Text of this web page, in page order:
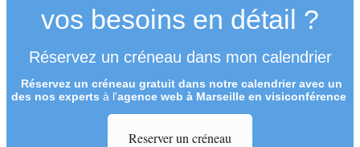
vos besoins en détail ?
Réservez un créneau dans mon calendrier
Réservez un créneau gratuit dans notre calendrier avec un
des nos experts à l'agence web à Marseille en visiconférence
Reserver un créneau